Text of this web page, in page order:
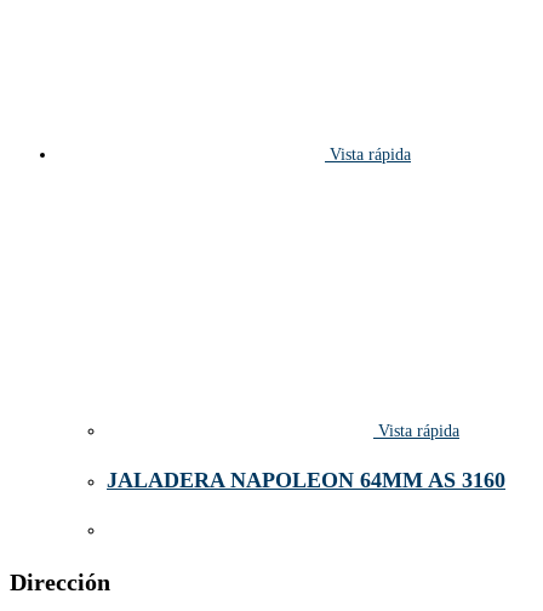
Vista rápida
Vista rápida
JALADERA NAPOLEON 64MM AS 3160
Dirección